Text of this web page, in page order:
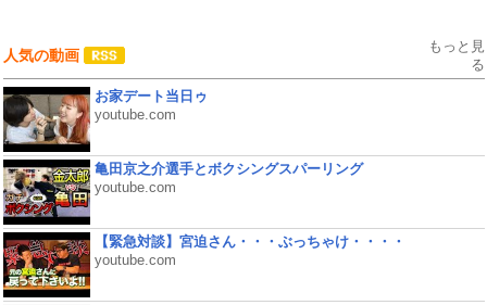
人気の動画
もっと見
る
お家デート当日ゥ
youtube.com
亀田京之介選手とボクシングスパーリング
youtube.com
【緊急対談】宮迫さん・・・ぶっちゃけ・・・・
youtube.com